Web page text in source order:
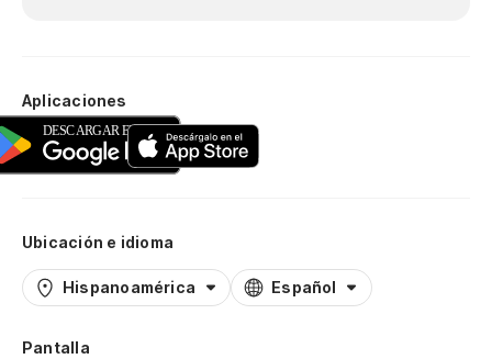
Aplicaciones
Ubicación e idioma
Hispanoamérica Español
Pantalla